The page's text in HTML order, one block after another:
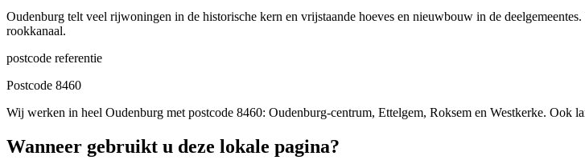
Oudenburg telt veel rijwoningen in de historische kern en vrijstaande hoeves en nieuwbouw in de
rookkanaal.
postcode referentie
Postcode 8460
Wij werken in heel Oudenburg met postcode 8460: Oudenburg-centrum, Ettelgem, Roksem en Westkerke. Ook
Wanneer gebruikt u deze lokale pagina?